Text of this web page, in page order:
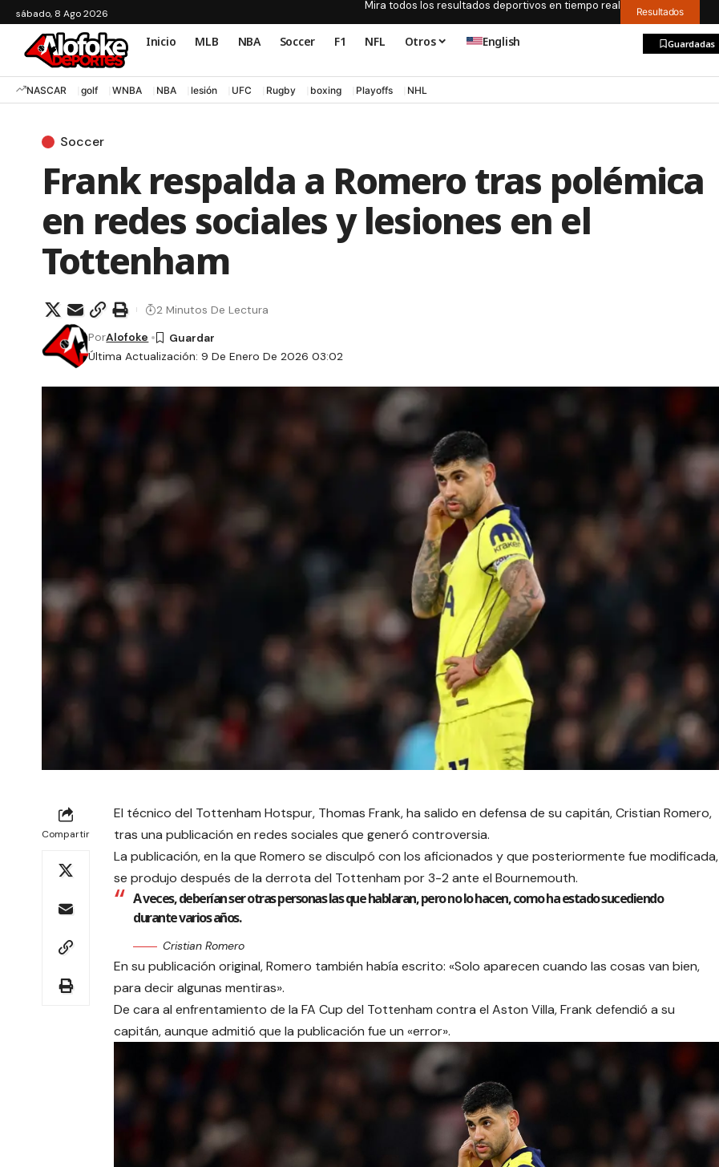
sábado, 8 Ago 2026
Mira todos los resultados deportivos en tiempo real Resultados
Inicio MLB NBA Soccer F1 NFL Otros English Guardadas
NASCAR golf WNBA NBA lesión UFC Rugby boxing Playoffs NHL
Soccer
Frank respalda a Romero tras polémica
en redes sociales y lesiones en el
Tottenham
Última Actualización: 9 De Enero De 2026 03:02
PorAlofoke
2 Minutos De Lectura
Compartir
El técnico del Tottenham Hotspur, Thomas Frank, ha salido en defensa de su capitán, Cristian Romero,
tras una publicación en redes sociales que generó controversia.
La publicación, en la que Romero se disculpó con los aficionados y que posteriormente fue modificada,
se produjo después de la derrota del Tottenham por 3-2 ante el Bournemouth.
A veces, deberían ser otras personas las que hablaran, pero no lo hacen, como ha estado sucediendo
durante varios años.
Cristian Romero
En su publicación original, Romero también había escrito: «Solo aparecen cuando las cosas van bien,
para decir algunas mentiras».
De cara al enfrentamiento de la FA Cup del Tottenham contra el Aston Villa, Frank defendió a su
capitán, aunque admitió que la publicación fue un «error».